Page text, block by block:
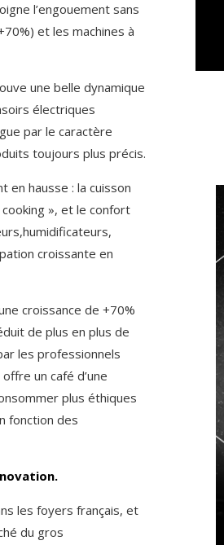
l’engouement sans
et les machines à
une belle dynamique
électriques
par le caractère
toujours plus précis.
hausse : la cuisson
», et le confort
croissante en
croissance de +70%
de plus en plus de
les professionnels
un café d’une
plus éthiques
fonction des
les foyers français, et
du gros